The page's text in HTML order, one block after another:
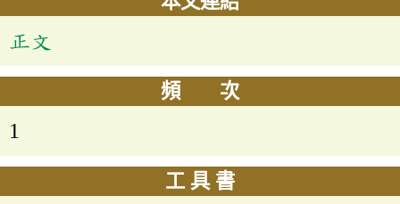
正文
頻 次
1
工 具 書